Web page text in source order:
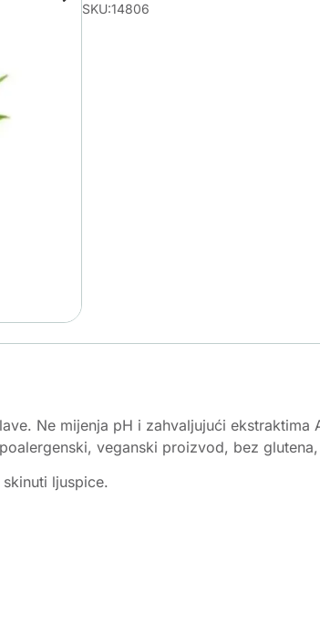
SKU:14806
Ne mijenja pH i zahvaljujući ekstraktima
veganski proizvod, bez
ljuspice.